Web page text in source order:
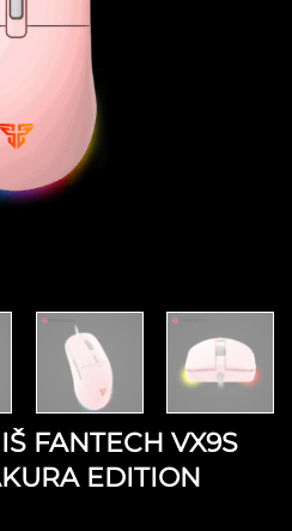
FANTECH VX9S
EDITION